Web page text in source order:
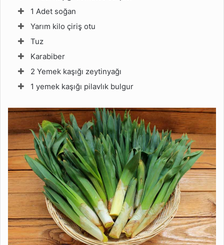
1 Adet soğan
Yarım kilo çiriş̧ otu
Tuz
Karabiber
2 Yemek kaşığı zeytinyağı
1 yemek kaşığı pilavlık bulgur